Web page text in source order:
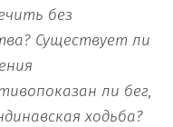
без
Существует ли
ли бег,
ходьба?